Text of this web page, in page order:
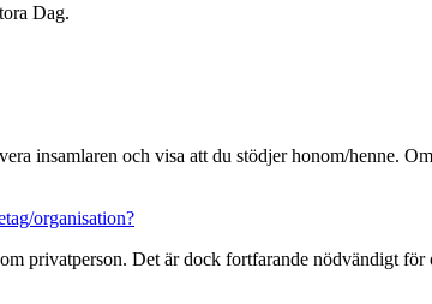
Dag.
insamlaren och visa att du stödjer honom/henne.
organisation?
privatperson. Det är dock fortfarande nödvändigt